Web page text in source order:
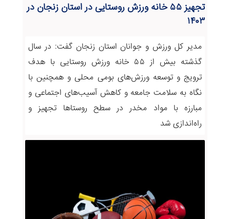
تجهیز ۵۵ خانه ورزش روستایی در استان زنجان در
۱۴۰۳
مدیر کل ورزش و جوانان استان زنجان گفت: در سال
گذشته بیش از ۵۵ خانه ورزش روستایی با هدف
ترویج و توسعه ورزش‌های بومی محلی و همچنین با
نگاه به سلامت جامعه و کاهش آسیب‌های اجتماعی و
مبارزه با مواد مخدر در سطح روستاها تجهیز و
راه‌اندازی شد